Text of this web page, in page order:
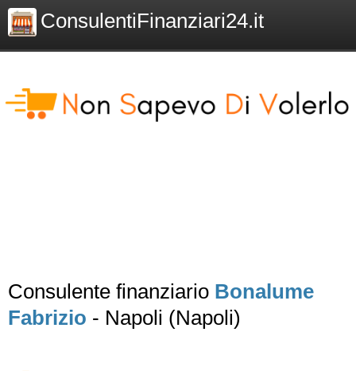
ConsulentiFinanziari24.it
Consulente finanziario Bonalume
Fabrizio - Napoli (Napoli)